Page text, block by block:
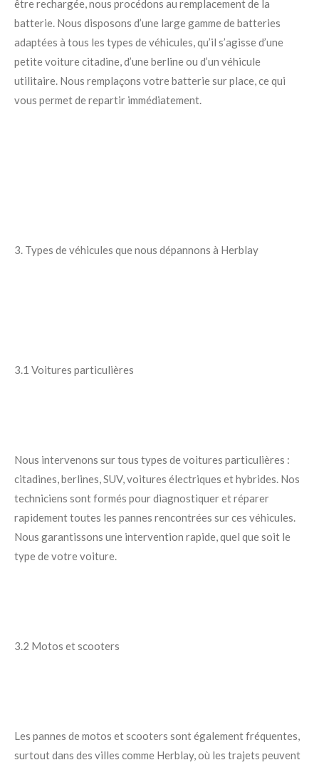
être rechargée, nous procédons au remplacement de la
batterie. Nous disposons d’une large gamme de batteries
adaptées à tous les types de véhicules, qu’il s’agisse d’une
petite voiture citadine, d’une berline ou d’un véhicule
utilitaire. Nous remplaçons votre batterie sur place, ce qui
vous permet de repartir immédiatement.
3. Types de véhicules que nous dépannons à Herblay
3.1 Voitures particulières
Nous intervenons sur tous types de voitures particulières :
citadines, berlines, SUV, voitures électriques et hybrides. Nos
techniciens sont formés pour diagnostiquer et réparer
rapidement toutes les pannes rencontrées sur ces véhicules.
Nous garantissons une intervention rapide, quel que soit le
type de votre voiture.
3.2 Motos et scooters
Les pannes de motos et scooters sont également fréquentes,
surtout dans des villes comme Herblay, où les trajets peuvent